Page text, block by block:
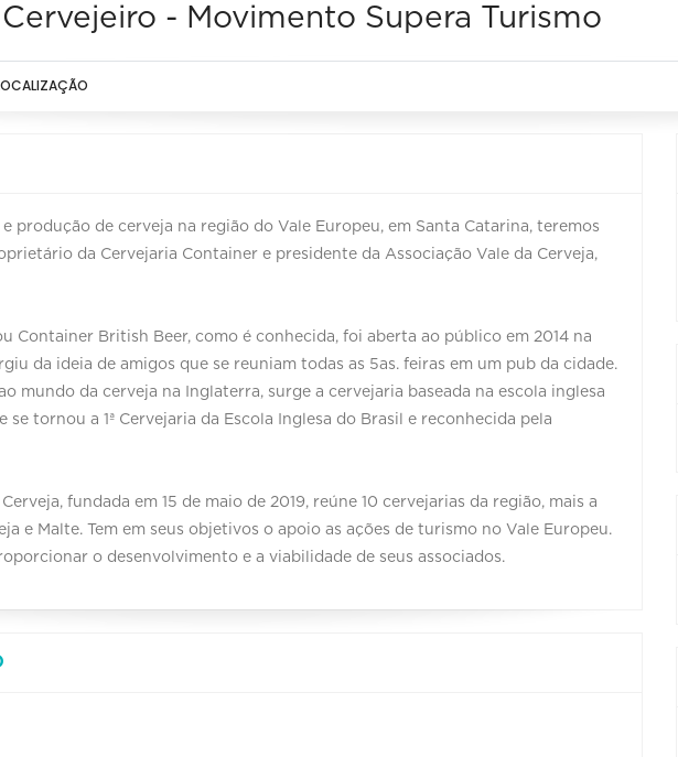
- Movimento Supera Turismo
produção de cerveja na região do Vale Europeu, em Santa Catarina, teremos
da Cervejaria Container e presidente da Associação Vale da Cerveja,
Container British Beer, como é conhecida, foi aberta ao público em 2014 na
da ideia de amigos que se reuniam todas as 5as. feiras em um pub da cidade.
mundo da cerveja na Inglaterra, surge a cervejaria baseada na escola inglesa
se tornou a 1ª Cervejaria da Escola Inglesa do Brasil e reconhecida pela
fundada em 15 de maio de 2019, reúne 10 cervejarias da região, mais a
e Malte. Tem em seus objetivos o apoio as ações de turismo no Vale Europeu.
o desenvolvimento e a viabilidade de seus associados.